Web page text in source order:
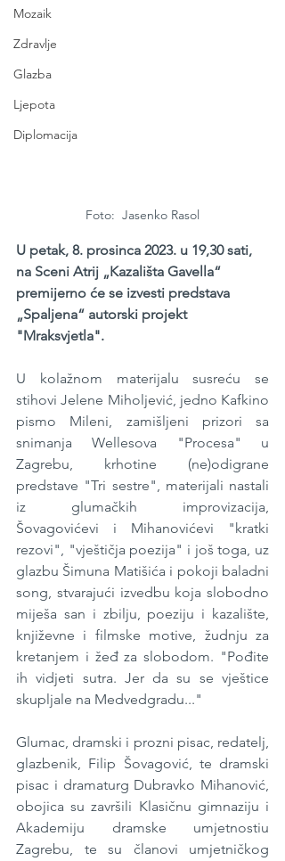
Mozaik
Zdravlje
Glazba
Ljepota
Diplomacija
Foto:  Jasenko Rasol
U petak, 8. prosinca 2023. u 19,30 sati,
na Sceni Atrij „Kazališta Gavella“
premijerno će se izvesti predstava
„Spaljena“ autorski projekt
"Mraksvjetla".
U kolažnom materijalu susreću se
stihovi Jelene Miholjević, jedno Kafkino
pismo Mileni, zamišljeni prizori sa
snimanja Wellesova "Procesa" u
Zagrebu, krhotine (ne)odigrane
predstave "Tri sestre", materijali nastali
iz glumačkih improvizacija,
Šovagovićevi i Mihanovićevi "kratki
rezovi", "vještičja poezija" i još toga, uz
glazbu Šimuna Matišića i pokoji baladni
song, stvarajući izvedbu koja slobodno
miješa san i zbilju, poeziju i kazalište,
književne i filmske motive, žudnju za
kretanjem i žeđ za slobodom. "Pođite
ih vidjeti sutra. Jer da su se vještice
skupljale na Medvedgradu..."
Glumac, dramski i prozni pisac, redatelj,
glazbenik, Filip Šovagović, te dramski
pisac i dramaturg Dubravko Mihanović,
obojica su završili Klasičnu gimnaziju i
Akademiju dramske umjetnostiu
Zagrebu, te su članovi umjetničkog